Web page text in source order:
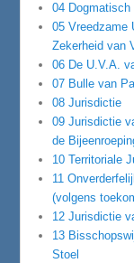
04 Dogmatisch
05 Vreedzame
Zekerheid van
06 De U.V.A.
07 Bulle van
08 Jurisdictie
09 Jurisdictie
de
10 Territoriale
11
(volgens
12 Jurisdictie
13
Stoel